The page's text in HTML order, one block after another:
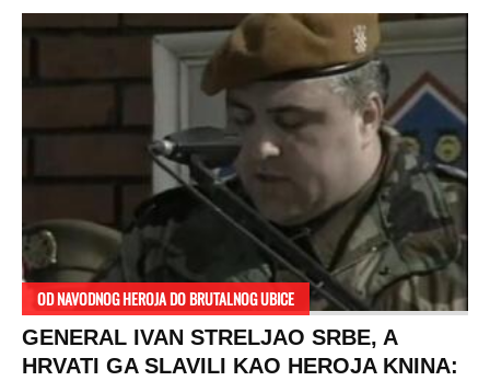
OD NAVODNOG HEROJA DO BRUTALNOG UBICE
GENERAL IVAN STRELJAO SRBE, A
HRVATI GA SLAVILI KAO HEROJA KNINA: